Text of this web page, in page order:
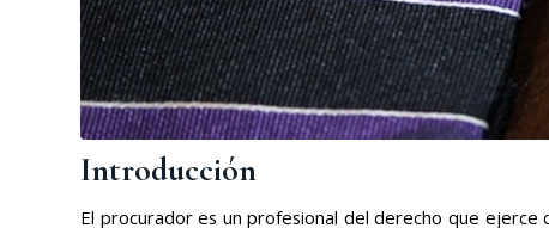
Introducción
El procurador es un profesional del derecho que